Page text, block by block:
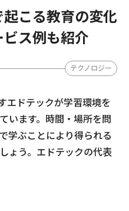
こる教育の変化
ス例も紹介
テクノロジー
エドテックが学習環境を
います。時間・場所を問
学ぶことにより得られる
ょう。エドテックの代表